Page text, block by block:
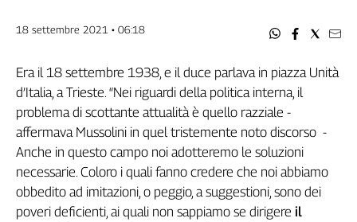
Inca
Speciali
G8
Genova,
il
sangue
della
ragione
18 settembre 2021 • 06:18
Era il 18 settembre 1938, e il duce parlava in piazza Unità
d’Italia, a Trieste. “Nei riguardi della politica interna, il
problema di scottante attualità è quello razziale -
affermava Mussolini in quel tristemente noto discorso -
Anche in questo campo noi adotteremo le soluzioni
necessarie. Coloro i quali fanno credere che noi abbiamo
obbedito ad imitazioni, o peggio, a suggestioni, sono dei
poveri deficienti, ai quali non sappiamo se dirigere il